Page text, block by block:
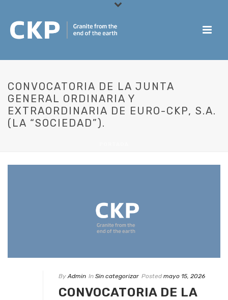
CONVOCATORIA DE LA JUNTA
GENERAL ORDINARIA Y
EXTRAORDINARIA DE EURO-CKP, S.A.
(LA “SOCIEDAD”).
By Admin In Sin categorizar Posted mayo 15, 2026
CONVOCATORIA DE LA